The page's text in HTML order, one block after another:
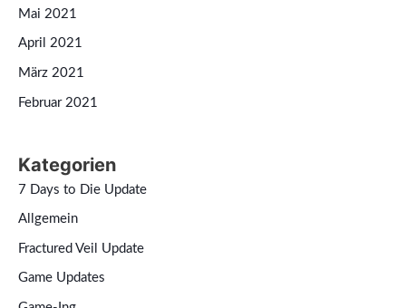
Mai 2021
April 2021
März 2021
Februar 2021
Kategorien
7 Days to Die Update
Allgemein
Fractured Veil Update
Game Updates